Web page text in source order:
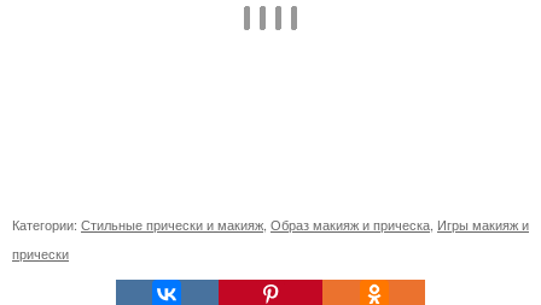
Категории: Стильные прически и макияж Образ макияж и прическа Игры макияж и
прически